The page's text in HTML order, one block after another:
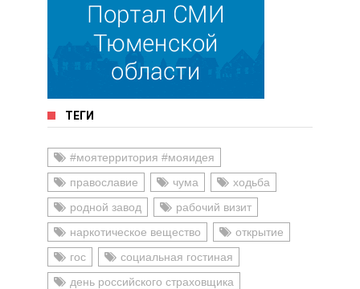
ТЕГИ
#моятерритория #мояидея
православие
чума
ходьба
родной завод
рабочий визит
наркотическое вещество
открытие
гос
социальная гостиная
день российского страховщика